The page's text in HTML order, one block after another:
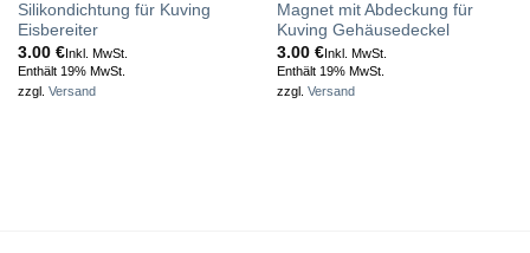
Silikondichtung für Kuving
Eisbereiter
3.00 €Inkl. MwSt.
Enthält 19% MwSt.
zzgl. Versand
Magnet mit Abdeckung für
Kuving Gehäusedeckel
3.00 €Inkl. MwSt.
Enthält 19% MwSt.
zzgl. Versand